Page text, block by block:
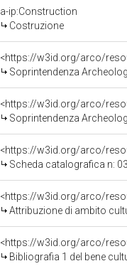
a-ip:Construction
Costruzione
<https://w3id.org/arco/
Soprintendenza
<https://w3id.org/arco/
Soprintendenza
<https://w3id.org/arco/
Scheda catalografica n:
<https://w3id.org/arco/
Attribuzione di ambito
<https://w3id.org/arco/
Bibliografia 1 del bene